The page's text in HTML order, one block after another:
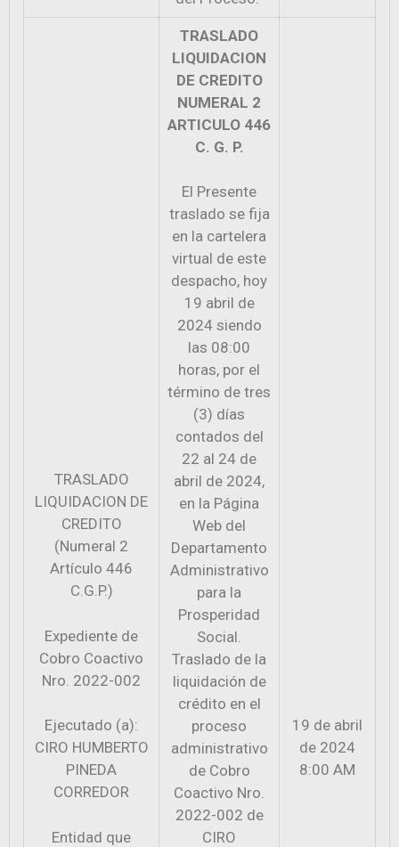
TRASLADO
LIQUIDACION DE
CREDITO
(Numeral 2
Artículo 446
C.G.P.)
Expediente de
Cobro Coactivo
Nro. 2022-002
Ejecutado (a):
CIRO HUMBERTO
PINEDA
CORREDOR
Entidad que
TRASLADO
LIQUIDACION
DE CREDITO
NUMERAL 2
ARTICULO 446
C. G. P.
El Presente
traslado se fija
en la cartelera
virtual de este
despacho, hoy
19 abril de
2024 siendo
las 08:00
horas, por el
término de tres
(3) días
contados del
22 al 24 de
abril de 2024,
en la Página
Web del
Departamento
Administrativo
para la
Prosperidad
Social.
Traslado de la
liquidación de
crédito en el
proceso
administrativo
de Cobro
Coactivo Nro.
2022-002 de
CIRO
19 de abril
de 2024
8:00 AM